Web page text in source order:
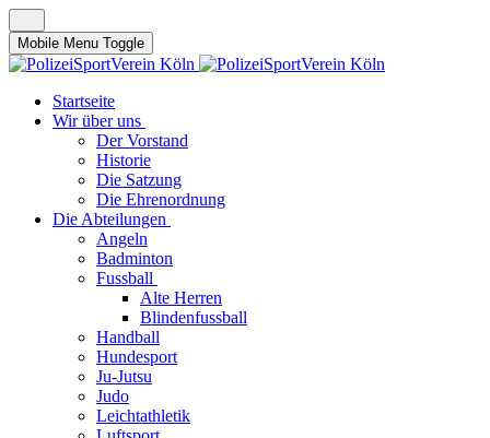
Mobile Menu Toggle
Startseite
Wir über uns
Der Vorstand
Historie
Die Satzung
Die Ehrenordnung
Die Abteilungen
Angeln
Badminton
Fussball
Alte Herren
Blindenfussball
Handball
Hundesport
Ju-Jutsu
Judo
Leichtathletik